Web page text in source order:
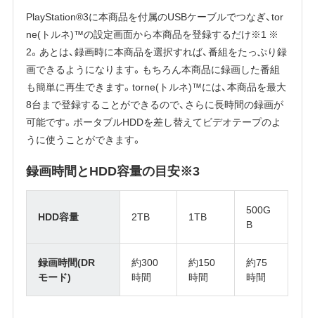
PlayStation®3に本商品を付属のUSBケーブルでつなぎ、tor
ne(トルネ)™の設定画面から本商品を登録するだけ※1 ※
2。あとは、録画時に本商品を選択すれば、番組をたっぷり録
画できるようになります。もちろん本商品に録画した番組
も簡単に再生できます。torne(トルネ)™には、本商品を最大
8台まで登録することができるので、さらに長時間の録画が
可能です。ポータブルHDDを差し替えてビデオテープのよ
うに使うことができます。
録画時間とHDD容量の目安※3
HDD容量 2TB 1TB
500G
B
録画時間(DR
モード)
約300
時間
約150
時間
約75
時間